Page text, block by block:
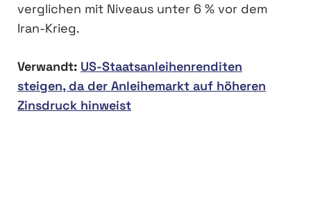
verglichen mit Niveaus unter 6 % vor dem
Iran-Krieg.
Verwandt: US-Staatsanleihenrenditen
steigen, da der Anleihemarkt auf höheren
Zinsdruck hinweist